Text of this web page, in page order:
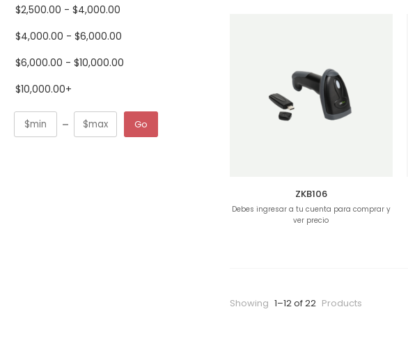
$2,500.00 - $4,000.00
$4,000.00 - $6,000.00
$6,000.00 - $10,000.00
$10,000.00+
Go
ZKB106
Debes ingresar a tu cuenta para comprar y
ver precio
Showing 1–12 of 22 Products